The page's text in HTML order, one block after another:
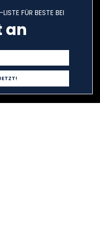
FÜR BESTE BEI
an